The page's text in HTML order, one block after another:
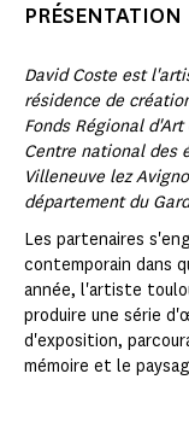
PRÉSENTATION
David Coste est
résidence de
Fonds Régional
Centre national des
Villeneuve lez
département du
Les partenaires
contemporain dans
année, l'artiste
produire une série
d'exposition,
mémoire et le